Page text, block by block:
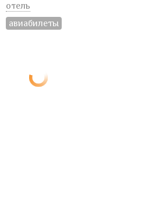
отель
авиабилеты